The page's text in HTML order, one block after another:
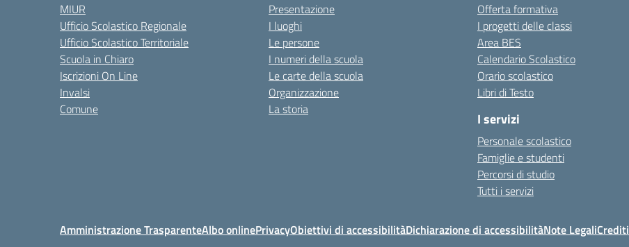
MIUR
Ufficio Scolastico Regionale
Ufficio Scolastico Territoriale
Scuola in Chiaro
Iscrizioni On Line
Invalsi
Comune
Presentazione
I luoghi
Le persone
I numeri della scuola
Le carte della scuola
Organizzazione
La storia
Offerta formativa
I progetti delle classi
Area BES
Calendario Scolastico
Orario scolastico
Libri di Testo
I servizi
Personale scolastico
Famiglie e studenti
Percorsi di studio
Tutti i servizi
Amministrazione TrasparenteAlbo onlinePrivacyObiettivi di accessibilitàDichiarazione di accessibilitàNote LegaliCrediti